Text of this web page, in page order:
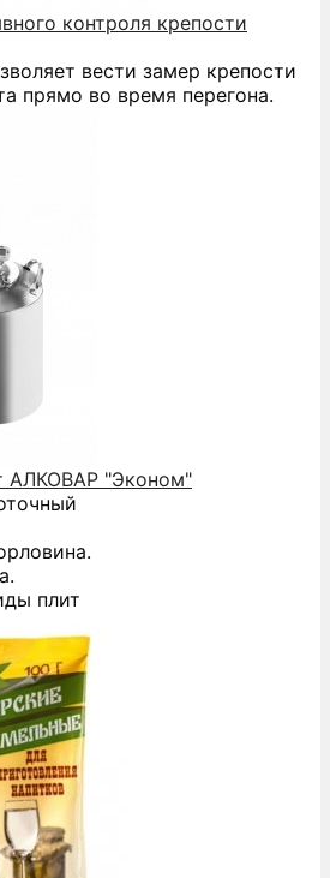
контроля крепости
вести замер крепости
прямо во время перегона.
АЛКОВАР "Эконом"
плит